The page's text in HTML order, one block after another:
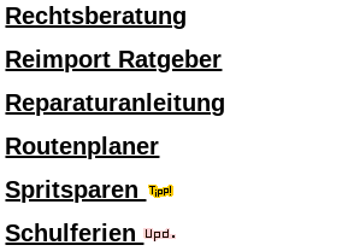
Rechtsberatung
Reimport Ratgeber
Reparaturanleitung
Routenplaner
Spritsparen
Schulferien